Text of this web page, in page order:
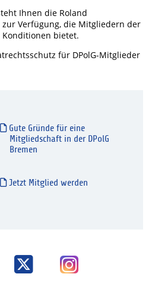
Ihnen die Roland
Verfügung, die Mitgliedern der
Konditionen bietet.
für DPolG-Mitglieder
Gute Gründe für eine
Mitgliedschaft in der DPolG
Bremen
Jetzt Mitglied werden